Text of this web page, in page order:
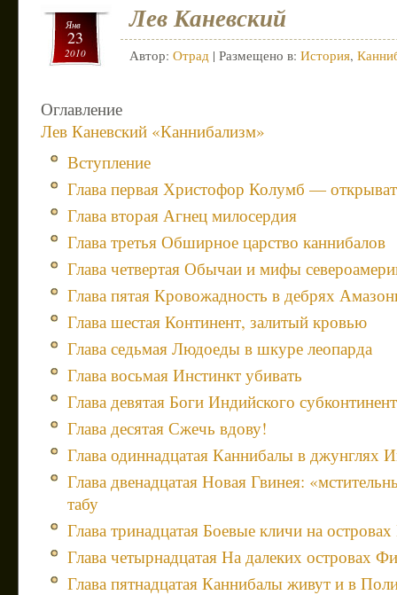
Янв
23
2010
Лев Каневский
Автор: Отрад | Размещено в: История,
Оглавление
Лев Каневский «Каннибализм»
Вступление
Глава первая Христофор Колумб —
Глава вторая Агнец милосердия
Глава третья Обширное царство каннибалов
Глава четвертая Обычаи и мифы
Глава пятая Кровожадность в дебрях
Глава шестая Континент, залитый кровью
Глава седьмая Людоеды в шкуре леопарда
Глава восьмая Инстинкт убивать
Глава девятая Боги Индийского
Глава десятая Сжечь вдову!
Глава одиннадцатая Каннибалы в джунглях
Глава двенадцатая Новая Гвинея:
табу
Глава тринадцатая Боевые кличи на
Глава четырнадцатая На далеких островах
Глава пятнадцатая Каннибалы живут и в